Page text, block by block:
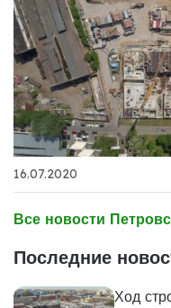
16.07.2020
Все новости
Последние
Ход